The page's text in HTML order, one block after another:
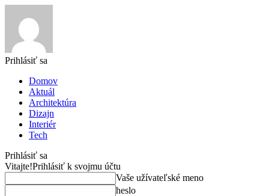
Prihlásiť sa
Domov
Aktuál
Architektúra
Dizajn
Interiér
Tech
Prihlásiť sa
Vitajte!Prihlásiť k svojmu účtu
Vaše užívateľské meno
heslo